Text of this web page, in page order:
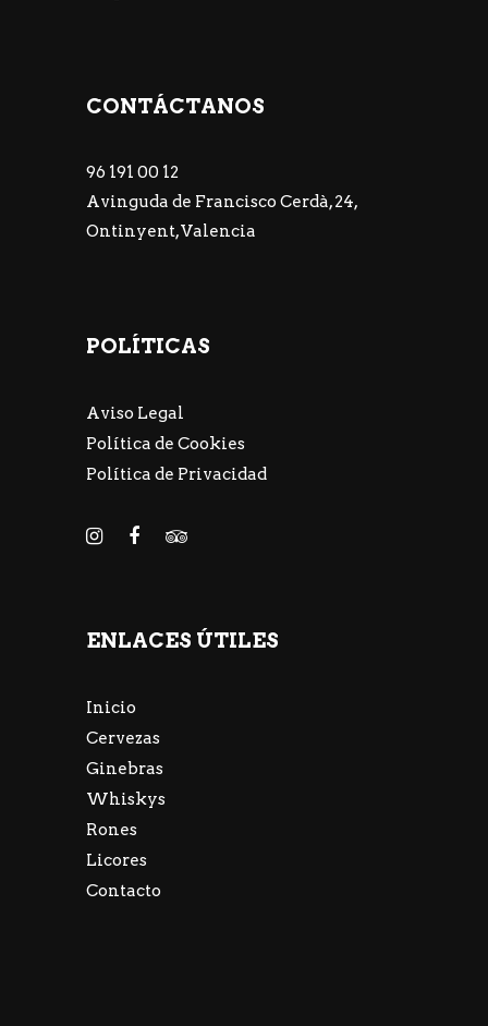
CONTÁCTANOS
96 191 00 12
Avinguda de Francisco Cerdà, 24,
Ontinyent, Valencia
POLÍTICAS
Aviso Legal
Política de Cookies
Política de Privacidad
ENLACES ÚTILES
Inicio
Cervezas
Ginebras
Whiskys
Rones
Licores
Contacto